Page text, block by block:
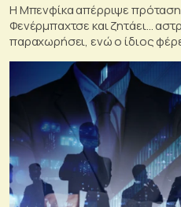
Η Μπενφίκα απέρριψε
Φενέρμπαχτσε και ζητάει…
παραχωρήσει, ενώ ο ίδιος